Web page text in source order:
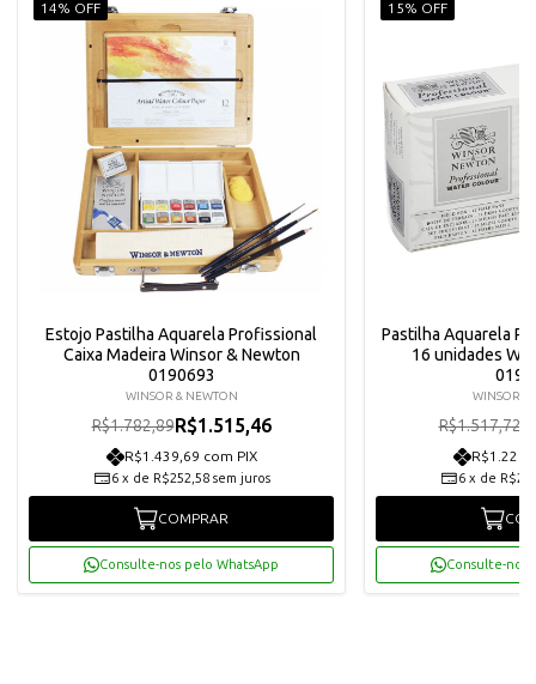
14% OFF
Estojo Pastilha Aquarela Profissional
Caixa Madeira Winsor & Newton
0190693
WINSOR & NEWTON
R$1.782,89R$1.515,46
R$1.439,69 com PIX
6 x de R$252,58 sem juros
COMPRAR
Consulte-nos pelo WhatsApp
15% OFF
Pastilha Aquarela
16 unidades
WINSOR &
R$1.517,72
6 x de
Consulte-nos